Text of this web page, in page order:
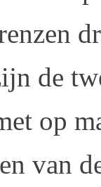
de
op
van